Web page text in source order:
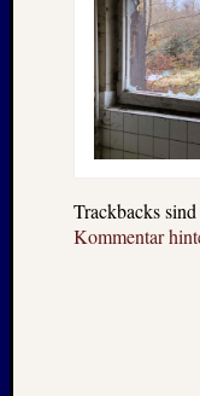
Trackbacks
Kommentar